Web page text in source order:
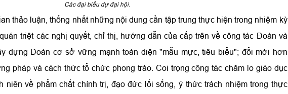
Các đại biểu dự đại hội.
thảo luận, thống nhất những nội dung cần tập trung thực hiện trong nhiệm kỳ
triệt các nghị quyết, chỉ thị, hướng dẫn của cấp trên về công tác Đoàn và
dựng Đoàn cơ sở vững mạnh toàn diện "mẫu mực, tiêu biểu"; đổi mới hơn
pháp và cách thức tổ chức phong trào. Coi trọng công tác chăm lo giáo dục
niên về phẩm chất chính trị, đạo đức lối sống, ý thức trách nhiệm trong thực